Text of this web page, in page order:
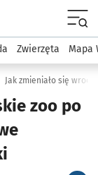
Środowisko we
Zwierzęta Mapa
zoo po